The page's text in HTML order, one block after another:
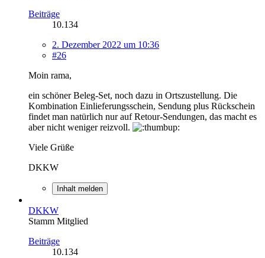
Beiträge
10.134
2. Dezember 2022 um 10:36
#26
Moin rama,
ein schöner Beleg-Set, noch dazu in Ortszustellung. Die
Kombination Einlieferungsschein, Sendung plus Rückschein
findet man natürlich nur auf Retour-Sendungen, das macht es
aber nicht weniger reizvoll.
Viele Grüße
DKKW
Inhalt melden
DKKW
Stamm Mitglied
Beiträge
10.134